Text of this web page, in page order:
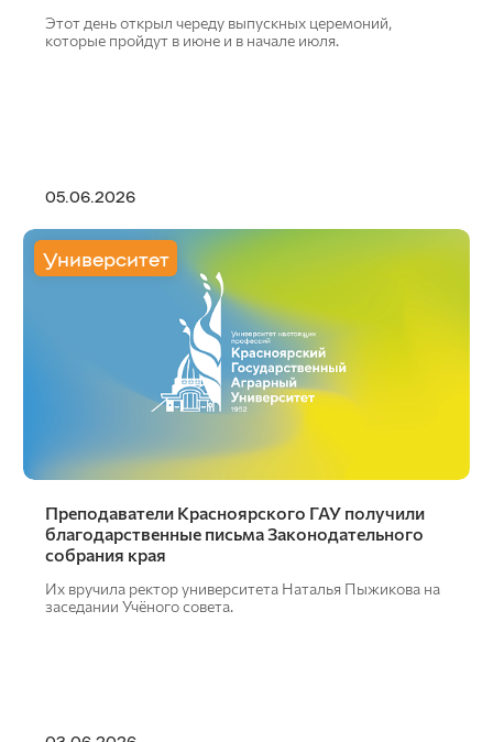
Этот день открыл череду выпускных церемоний,
которые пройдут в июне и в начале июля.
05.06.2026
Университет
Преподаватели Красноярского ГАУ получили
благодарственные письма Законодательного
собрания края
Их вручила ректор университета Наталья Пыжикова на
заседании Учёного совета.